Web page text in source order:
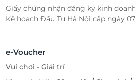
Giấy chứng nhận đăng ký kinh
Kế hoạch Đầu Tư Hà Nội cấp ngày
e-Voucher
Vui chơi - Giải trí